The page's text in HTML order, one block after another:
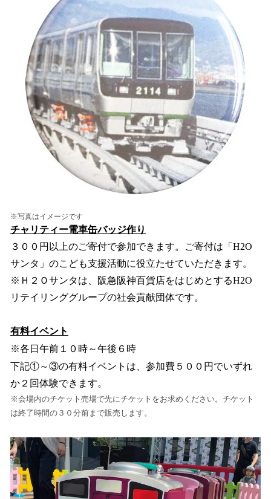
※写真はイメージです
チャリティー電車缶バッジ作り
３００円以上のご寄付で参加できます。ご寄付は「H2O
サンタ」のこども支援活動に役立たせていただきます。
※Ｈ２Ｏサンタは、阪急阪神百貨店をはじめとするH2O
リテイリンググループの社会貢献団体です。
有料イベント
※各日午前１０時～午後６時
下記①～③の有料イベントは、参加費５００円でいずれ
か２回体験できます。
※会場内のチケット売場で先にチケットをお求めください。チケット
は終了時間の３０分前まで販売します。